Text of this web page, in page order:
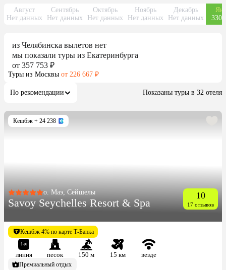
Август
Нет данных
Сентябрь
Нет данных
Октябрь
Нет данных
Ноябрь
Нет данных
Декабрь
Нет данных
330
из Челябинска вылетов нет
мы показали туры из Екатеринбурга
от 357 753 ₽
Туры из Москвы от 226 667 ₽
По рекомендации Показаны туры в 32 отеля
Кешбэк + 24 238
о. Маэ, Сейшелы
Savoy Seychelles Resort & Spa
10
17 отзывов
Кешбэк 4% по карте Т-Банка
линия песок 150 м 15 км
везде
Премиальный отдых